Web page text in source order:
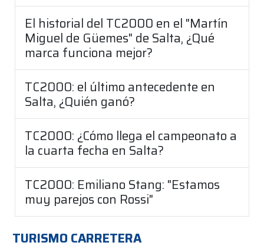
El historial del TC2000 en el "Martín
Miguel de Güemes" de Salta, ¿Qué
marca funciona mejor?
TC2000: el último antecedente en
Salta, ¿Quién ganó?
TC2000: ¿Cómo llega el campeonato a
la cuarta fecha en Salta?
TC2000: Emiliano Stang: "Estamos
muy parejos con Rossi"
TURISMO CARRETERA